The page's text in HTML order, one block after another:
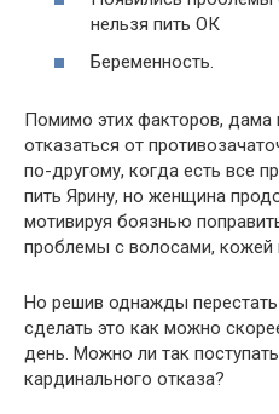
нельзя пить ОК
Беременность.
Помимо этих факторов,
отказаться от
по-другому, когда есть все
пить Ярину, но женщина
мотивируя боязнью
проблемы с волосами,
Но решив однажды перестать
сделать это как можно
день. Можно ли так
кардинального отказа?